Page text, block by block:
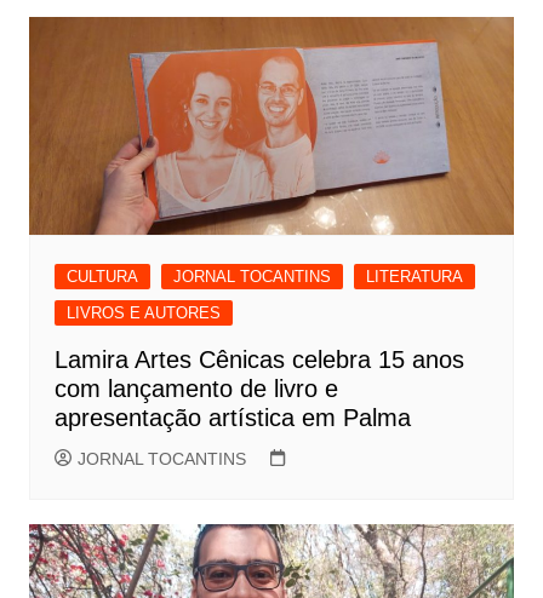
CULTURA JORNAL TOCANTINS
LITERATURA
LIVROS E AUTORES
Lamira Artes Cênicas celebra 15 anos
com lançamento de livro e
apresentação artística em Palma
JORNAL TOCANTINS